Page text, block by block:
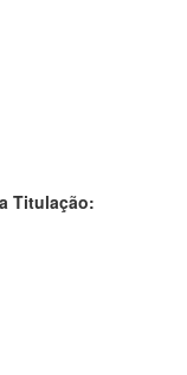
Titulação: